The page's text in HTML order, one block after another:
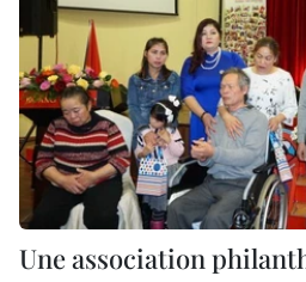
Une association